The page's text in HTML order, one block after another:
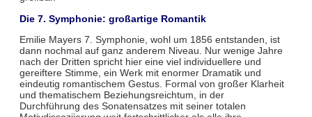
Die 7. Symphonie: großartige Romantik
Emilie Mayers 7. Symphonie, wohl um 1856 entstanden, ist
dann nochmal auf ganz anderem Niveau. Nur wenige Jahre
nach der Dritten spricht hier eine viel individuellere und
gereiftere Stimme, ein Werk mit enormer Dramatik und
eindeutig romantischem Gestus. Formal von großer Klarheit
und thematischem Beziehungsreichtum, in der
Durchführung des Sonatensatzes mit seiner totalen